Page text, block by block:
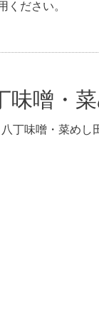
ください。
味噌・
八丁味噌・菜めし